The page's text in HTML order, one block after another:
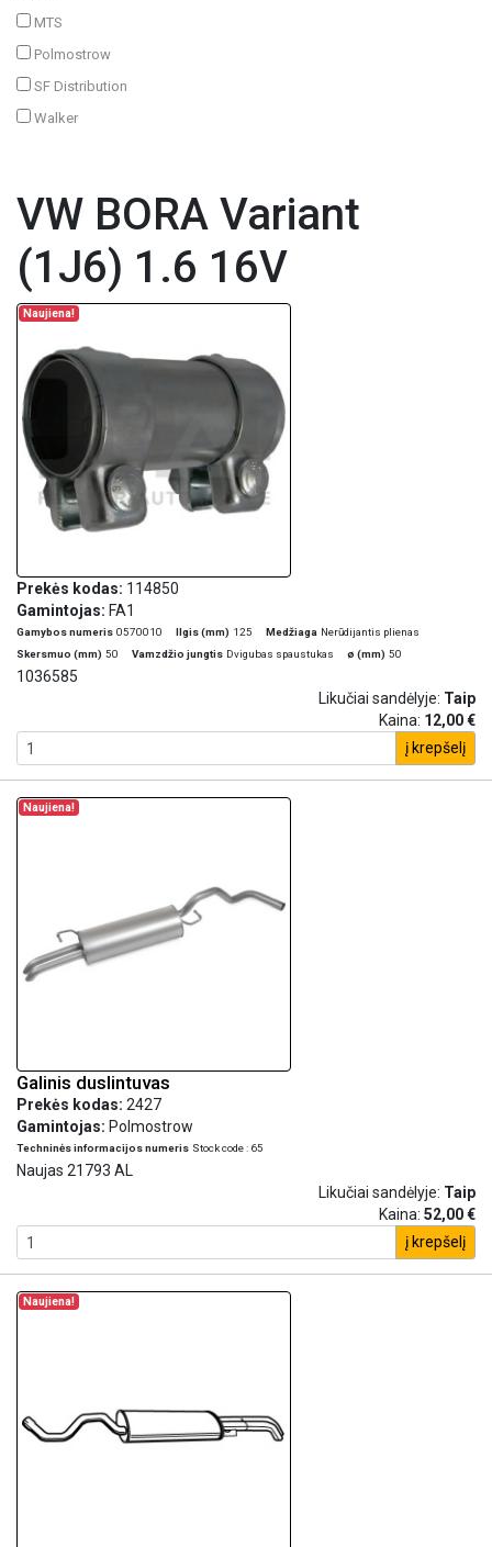
MTS
Polmostrow
SF Distribution
Walker
VW BORA Variant
(1J6) 1.6 16V
Naujiena!
Prekės kodas: 114850
Gamintojas: FA1
Gamybos numeris 0570010 Ilgis (mm) 125 Medžiaga Nerūdijantis plienas
Skersmuo (mm) 50 Vamzdžio jungtis Dvigubas spaustukas ø (mm) 50
1036585
Likučiai sandėlyje: Taip
Kaina: 12,00 €
į krepšelį
Naujiena!
Galinis duslintuvas
Prekės kodas: 2427
Gamintojas: Polmostrow
Techninės informacijos numeris Stock code : 65
Naujas 21793 AL
Likučiai sandėlyje: Taip
Kaina: 52,00 €
į krepšelį
Naujiena!